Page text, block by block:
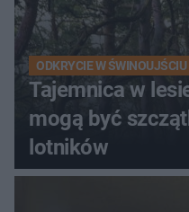
ODKRYCIE W ŚWINOUJŚCIU
Tajemnica w
mogą być
lotników